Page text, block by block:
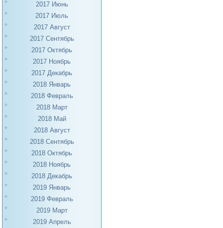
2017 Июнь
2017 Июль
2017 Август
2017 Сентябрь
2017 Октябрь
2017 Ноябрь
2017 Декабрь
2018 Январь
2018 Февраль
2018 Март
2018 Май
2018 Август
2018 Сентябрь
2018 Октябрь
2018 Ноябрь
2018 Декабрь
2019 Январь
2019 Февраль
2019 Март
2019 Апрель